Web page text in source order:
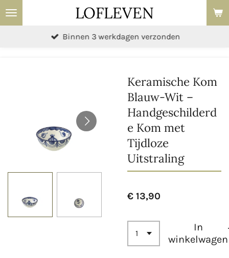
Ga
direct
LOFLEVEN
Binnen 3 werkdagen verzonden
Keramische Kom
Blauw-Wit –
Handgeschilderd
e Kom met
Tijdloze
Uitstraling
€ 13,90
In
winkelwagen